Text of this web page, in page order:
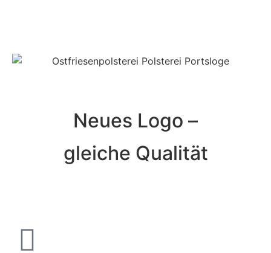
Neues Logo –
gleiche Qualität